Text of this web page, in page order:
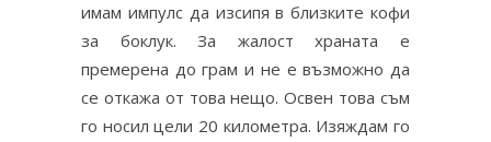
имам импулс да изсипя в близките кофи
за боклук. За жалост храната е
премерена до грам и не е възможно да
се откажа от това нещо. Освен това съм
го носил цели 20 километра. Изяждам го